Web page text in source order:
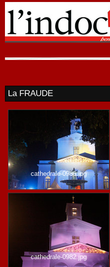
La FRAUDE
cathedrale-0986.jpg
cathedrale-0982.jpg